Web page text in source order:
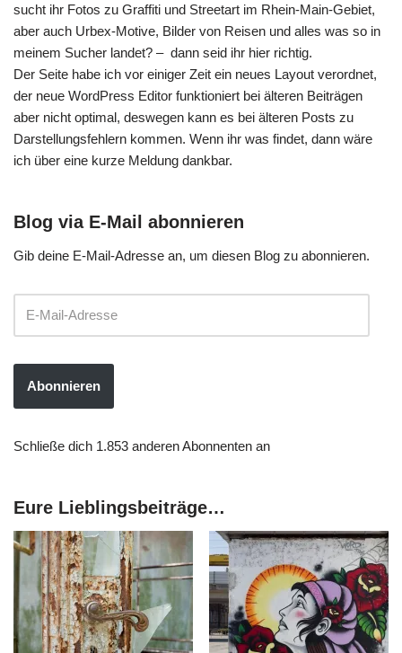
sucht ihr Fotos zu Graffiti und Streetart im Rhein-Main-Gebiet,
aber auch Urbex-Motive, Bilder von Reisen und alles was so in
meinem Sucher landet? – dann seid ihr hier richtig.
Der Seite habe ich vor einiger Zeit ein neues Layout verordnet,
der neue WordPress Editor funktioniert bei älteren Beiträgen
aber nicht optimal, deswegen kann es bei älteren Posts zu
Darstellungsfehlern kommen. Wenn ihr was findet, dann wäre
ich über eine kurze Meldung dankbar.
Blog via E-Mail abonnieren
Gib deine E-Mail-Adresse an, um diesen Blog zu abonnieren.
Abonnieren
Schließe dich 1.853 anderen Abonnenten an
Eure Lieblingsbeiträge…